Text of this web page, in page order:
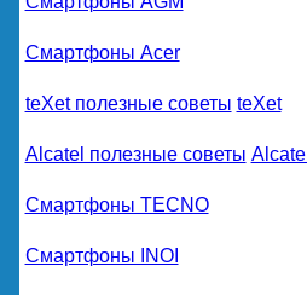
Смартфоны Acer
teXet полезные советы teXet
Alcatel полезные советы Alcatel
Смартфоны TECNO
Смартфоны INOI